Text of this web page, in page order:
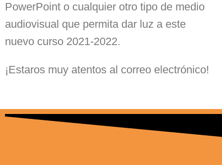
PowerPoint o cualquier otro tipo de medio
audiovisual que permita dar luz a este
nuevo curso 2021-2022.
¡Estaros muy atentos al correo electrónico!